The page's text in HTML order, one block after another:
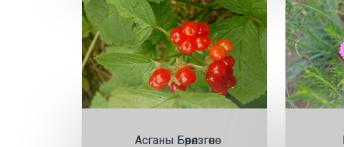
Асганы Бөөрөлзгөнө